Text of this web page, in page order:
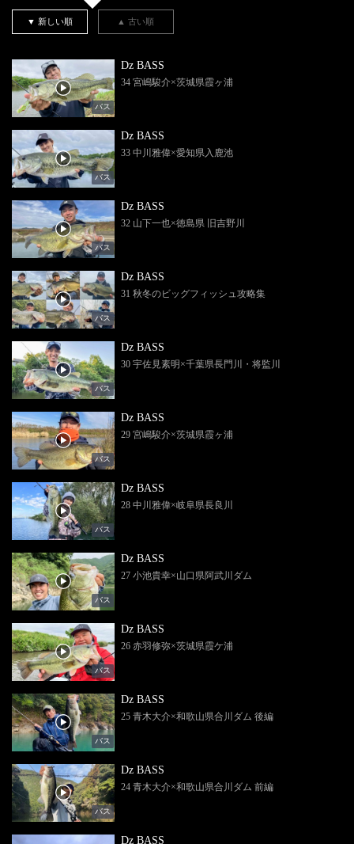
▼ 新しい順 ▲ 古い順
バス
Dz BASS
34 宮嶋駿介×茨城県霞ヶ浦
バス
Dz BASS
33 中川雅偉×愛知県入鹿池
バス
Dz BASS
32 山下一也×徳島県 旧吉野川
バス
Dz BASS
31 秋冬のビッグフィッシュ攻略集
バス
Dz BASS
30 宇佐見素明×千葉県長門川・将監川
バス
Dz BASS
29 宮嶋駿介×茨城県霞ヶ浦
バス
Dz BASS
28 中川雅偉×岐阜県長良川
バス
Dz BASS
27 小池貴幸×山口県阿武川ダム
バス
Dz BASS
26 赤羽修弥×茨城県霞ケ浦
バス
Dz BASS
25 青木大介×和歌山県合川ダム 後編
バス
Dz BASS
24 青木大介×和歌山県合川ダム 前編
Dz BASS